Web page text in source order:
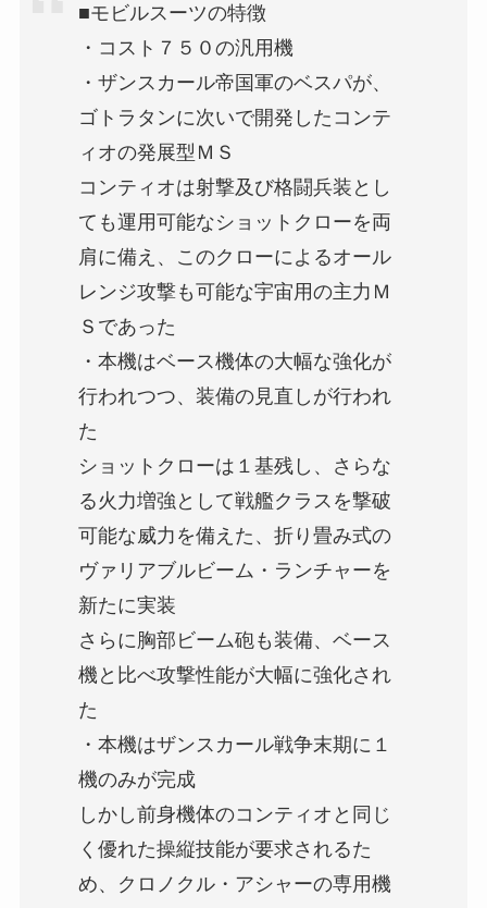
■モビルスーツの特徴
・コスト７５０の汎用機
・ザンスカール帝国軍のベスパが、
ゴトラタンに次いで開発したコンテ
ィオの発展型ＭＳ
コンティオは射撃及び格闘兵装とし
ても運用可能なショットクローを両
肩に備え、このクローによるオール
レンジ攻撃も可能な宇宙用の主力Ｍ
Ｓであった
・本機はベース機体の大幅な強化が
行われつつ、装備の見直しが行われ
た
ショットクローは１基残し、さらな
る火力増強として戦艦クラスを撃破
可能な威力を備えた、折り畳み式の
ヴァリアブルビーム・ランチャーを
新たに実装
さらに胸部ビーム砲も装備、ベース
機と比べ攻撃性能が大幅に強化され
た
・本機はザンスカール戦争末期に１
機のみが完成
しかし前身機体のコンティオと同じ
く優れた操縦技能が要求されるた
め、クロノクル・アシャーの専用機